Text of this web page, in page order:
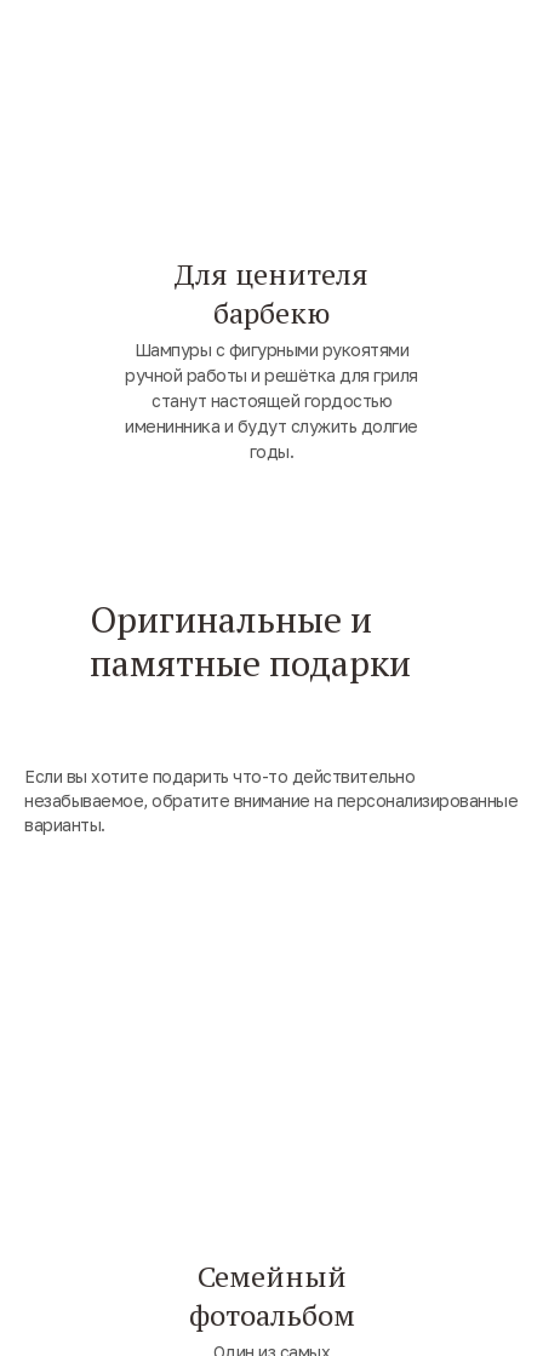
Для ценителя
барбекю
Шампуры с фигурными рукоятями
ручной работы и решётка для гриля
станут настоящей гордостью
именинника и будут служить долгие
годы.
Оригинальные и
памятные подарки
Если вы хотите подарить что-то действительно
незабываемое, обратите внимание на персонализированные
варианты.
Семейный
фотоальбом
Один из самых